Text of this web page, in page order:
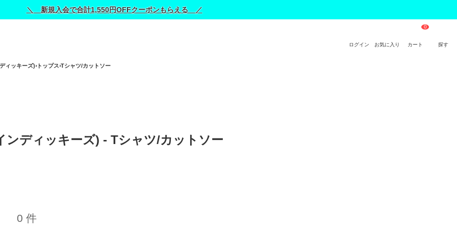
＼ 新規入会で合計1,550円OFFクーポンもらえる ／
ログイン お気に入り カート 探す
ィッキーズ) トップス Tシャツ/カットソー
ンディッキーズ) - Tシャツ/カットソー
0 件